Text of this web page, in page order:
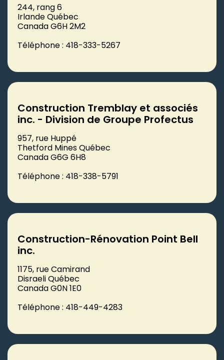
244, rang 6
Irlande Québec
Canada G6H 2M2
Téléphone : 418-333-5267
Construction Tremblay et associés
inc. - Division de Groupe Profectus
957, rue Huppé
Thetford Mines Québec
Canada G6G 6H8
Téléphone : 418-338-5791
Construction-Rénovation Point Bell
inc.
1175, rue Camirand
Disraeli Québec
Canada G0N 1E0
Téléphone : 418-449-4283